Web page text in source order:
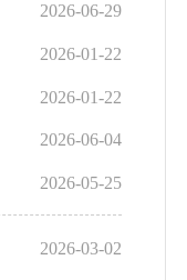
2026-06-29
2026-01-22
2026-01-22
2026-06-04
2026-05-25
2026-03-02